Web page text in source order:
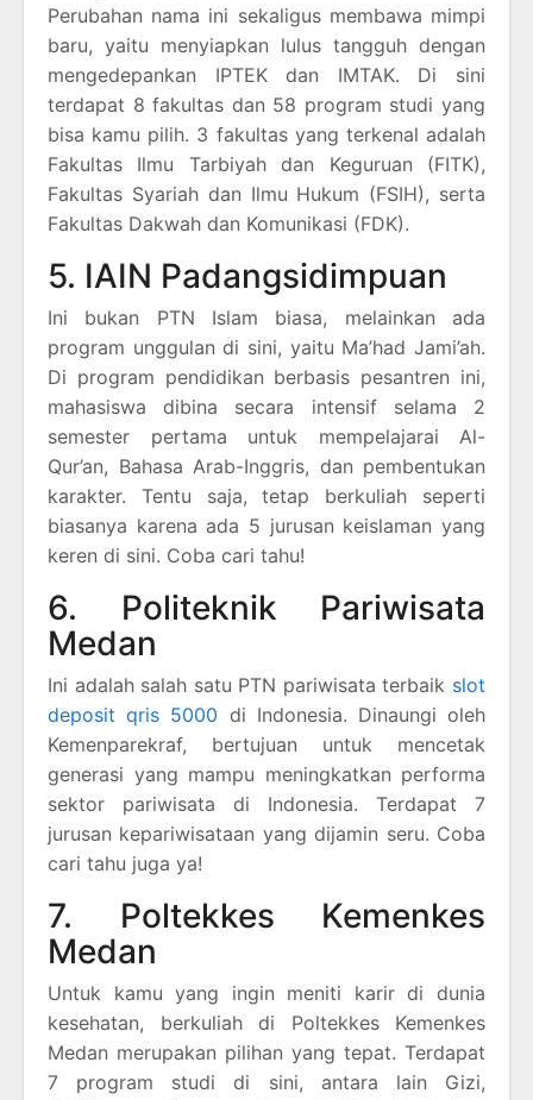
Perubahan nama ini sekaligus membawa mimpi
baru, yaitu menyiapkan lulus tangguh dengan
mengedepankan IPTEK dan IMTAK. Di sini
terdapat 8 fakultas dan 58 program studi yang
bisa kamu pilih. 3 fakultas yang terkenal adalah
Fakultas Ilmu Tarbiyah dan Keguruan (FITK),
Fakultas Syariah dan Ilmu Hukum (FSIH), serta
Fakultas Dakwah dan Komunikasi (FDK).
5. IAIN Padangsidimpuan
Ini bukan PTN Islam biasa, melainkan ada
program unggulan di sini, yaitu Ma’had Jami’ah.
Di program pendidikan berbasis pesantren ini,
mahasiswa dibina secara intensif selama 2
semester pertama untuk mempelajarai Al-
Qur’an, Bahasa Arab-Inggris, dan pembentukan
karakter. Tentu saja, tetap berkuliah seperti
biasanya karena ada 5 jurusan keislaman yang
keren di sini. Coba cari tahu!
6. Politeknik Pariwisata
Medan
Ini adalah salah satu PTN pariwisata terbaik slot
deposit qris 5000 di Indonesia. Dinaungi oleh
Kemenparekraf, bertujuan untuk mencetak
generasi yang mampu meningkatkan performa
sektor pariwisata di Indonesia. Terdapat 7
jurusan kepariwisataan yang dijamin seru. Coba
cari tahu juga ya!
7. Poltekkes Kemenkes
Medan
Untuk kamu yang ingin meniti karir di dunia
kesehatan, berkuliah di Poltekkes Kemenkes
Medan merupakan pilihan yang tepat. Terdapat
7 program studi di sini, antara lain Gizi,